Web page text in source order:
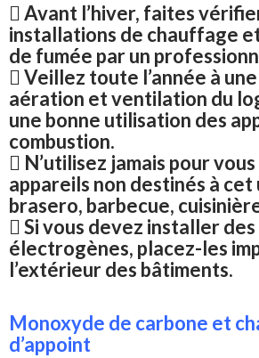
 Avant l’hiver, faites
installations de chauffage
de fumée par un
 Veillez toute l’année à
aération et ventilation du
une bonne utilisation des
combustion.
 N’utilisez jamais pour
appareils non destinés à cet
brasero, barbecue,
 Si vous devez installer
électrogènes, placez-les
l’extérieur des bâtiments.
Monoxyde de carbone et
d’appoint